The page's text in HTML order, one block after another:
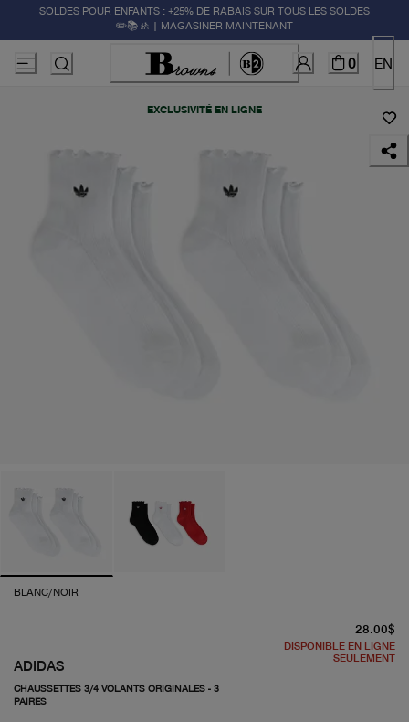
SOLDES POUR ENFANTS : +25% DE RABAIS SUR TOUS LES SOLDES
✏️📚🚸 | MAGASINER MAINTENANT
0 EN
EXCLUSIVITÉ EN LIGNE
BLANC/NOIR
ADIDAS
CHAUSSETTES 3/4 VOLANTS ORIGINALES - 3
PAIRES
28.00$
DISPONIBLE EN LIGNE
SEULEMENT